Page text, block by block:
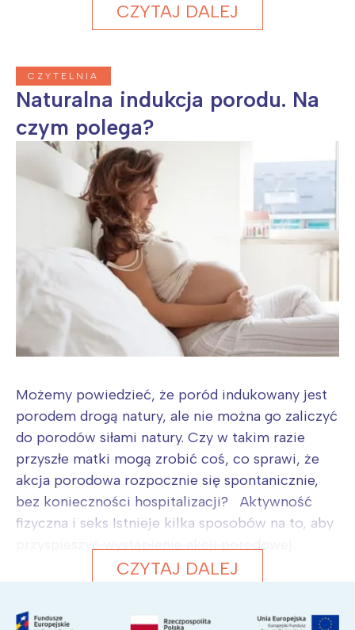
CZYTAJ DALEJ
CZYTELNIA
Naturalna indukcja porodu. Na
czym polega?
Możemy powiedzieć, że poród indukowany jest
porodem drogą natury, ale nie można go zaliczyć
do porodów siłami natury. Czy w takim razie
przyszłe matki mogą zrobić coś, co sprawi, że
akcja porodowa rozpocznie się spontanicznie,
bez konieczności hospitalizacji? Aktywność
fizyczna i seks Istnieje kilka sposobów na to, aby
CZYTAJ DALEJ